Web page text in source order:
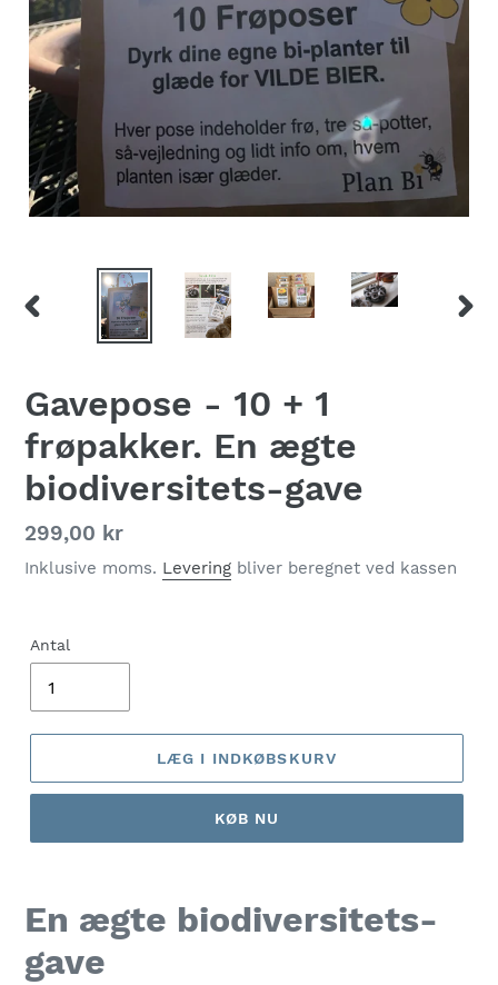
Gavepose - 10 + 1
frøpakker. En ægte
biodiversitets-gave
Normalpris
299,00 kr
Inklusive moms. Levering bliver beregnet ved kassen
Antal
LÆG I INDKØBSKURV
KØB NU
En ægte biodiversitets-
gave